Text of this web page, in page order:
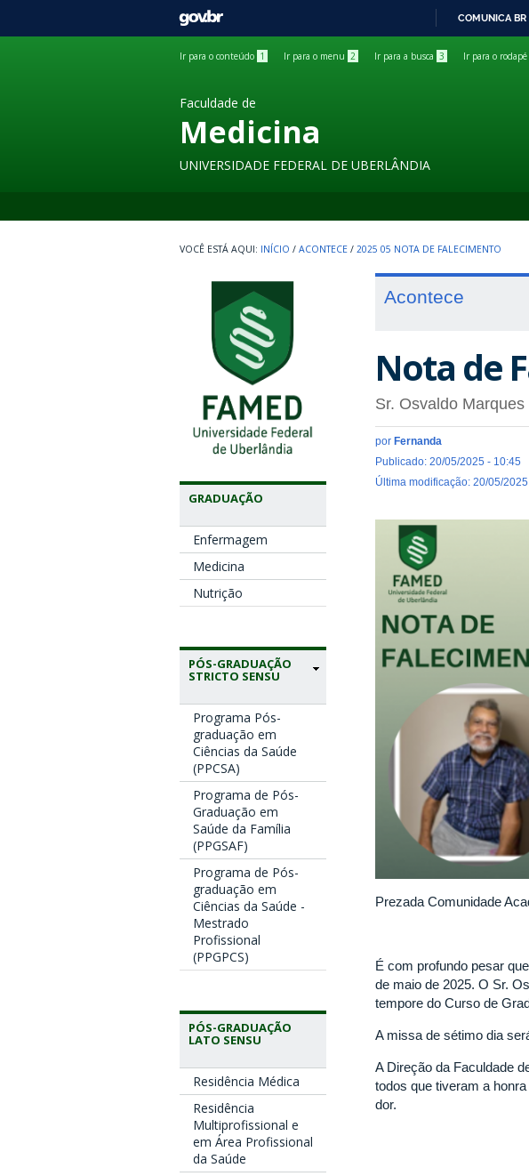
GOVBR
COMUNICA BR
Ir para o conteúdo 1 Ir para o menu 2 Ir para a busca 3 Ir para o rodapé
Faculdade de
Medicina
UNIVERSIDADE FEDERAL DE UBERLÂNDIA
INÍCIO / ACONTECE / 2025 05 NOTA DE FALECIMENTO
GRADUAÇÃO
Enfermagem
Medicina
Nutrição
PÓS-GRADUAÇÃO
STRICTO SENSU
Programa Pós-
graduação em
Ciências da Saúde
(PPCSA)
Programa de Pós-
Graduação em
Saúde da Família
(PPGSAF)
Programa de Pós-
graduação em
Ciências da Saúde -
Mestrado
Profissional
(PPGPCS)
PÓS-GRADUAÇÃO
LATO SENSU
Residência Médica
Residência
Multiprofissional e
em Área Profissional
da Saúde
Acontece
Nota de
Sr. Osvaldo Marques
por Fernanda
Publicado: 20/05/2025 - 10:45
Última modificação: 20/05/
Prezada Comunidade
É com profundo pesar
de maio de 2025. O Sr.
tempore do Curso de
A missa de sétimo dia
A Direção da Faculdade
todos que tiveram a
dor.